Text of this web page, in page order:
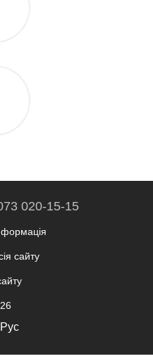
020-15-15
сайту
Рус